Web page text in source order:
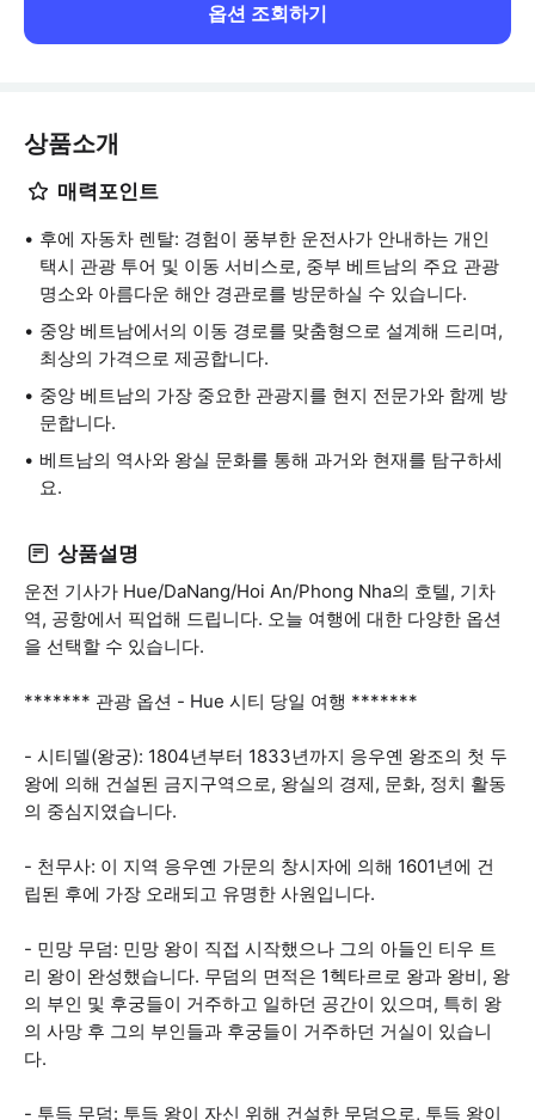
옵션 조회하기
상품소개
매력포인트
후에 자동차 렌탈: 경험이 풍부한 운전사가 안내하는 개인
택시 관광 투어 및 이동 서비스로, 중부 베트남의 주요 관광
명소와 아름다운 해안 경관로를 방문하실 수 있습니다.
중앙 베트남에서의 이동 경로를 맞춤형으로 설계해 드리며,
최상의 가격으로 제공합니다.
중앙 베트남의 가장 중요한 관광지를 현지 전문가와 함께 방
문합니다.
베트남의 역사와 왕실 문화를 통해 과거와 현재를 탐구하세
요.
상품설명
운전 기사가 Hue/DaNang/Hoi An/Phong Nha의 호텔, 기차
역, 공항에서 픽업해 드립니다. 오늘 여행에 대한 다양한 옵션
을 선택할 수 있습니다.
******* 관광 옵션 - Hue 시티 당일 여행 *******
- 시티델(왕궁): 1804년부터 1833년까지 응우옌 왕조의 첫 두
왕에 의해 건설된 금지구역으로, 왕실의 경제, 문화, 정치 활동
의 중심지였습니다.
- 천무사: 이 지역 응우옌 가문의 창시자에 의해 1601년에 건
립된 후에 가장 오래되고 유명한 사원입니다.
- 민망 무덤: 민망 왕이 직접 시작했으나 그의 아들인 티우 트
리 왕이 완성했습니다. 무덤의 면적은 1헥타르로 왕과 왕비, 왕
의 부인 및 후궁들이 거주하고 일하던 공간이 있으며, 특히 왕
의 사망 후 그의 부인들과 후궁들이 거주하던 거실이 있습니
다.
- 투득 무덤: 투득 왕이 자신 위해 건설한 무덤으로, 투득 왕이